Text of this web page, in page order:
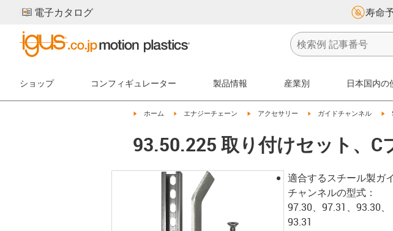
電子カタログ 寿命
ショップ コンフィギュレーター 製品情報 産業別 日本国内の
igus-icon-arrow-right
ホーム igus-icon-arrow-right
エナジーチェーン igus-icon-arrow-right
アクセサリー igus-icon-arrow-right
ガイドチャンネル
93.50.225 取り付けセット、C
適合するスチール製ガ
チャンネルの型式：
97.30、97.31、93.30、
93.31